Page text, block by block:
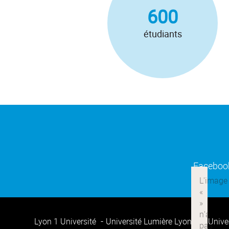
600
étudiants
Lyon 1 Université Université Lumière Lyon 2